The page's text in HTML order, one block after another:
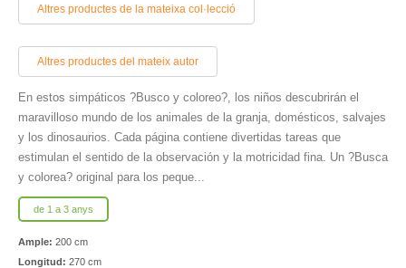
Altres productes de la mateixa col·lecció
Altres productes del mateix autor
En estos simpáticos ?Busco y coloreo?, los niños descubrirán el
maravilloso mundo de los animales de la granja, domésticos, salvajes
y los dinosaurios. Cada página contiene divertidas tareas que
estimulan el sentido de la observación y la motricidad fina. Un ?Busca
y colorea? original para los peque...
de 1 a 3 anys
Ample: 200 cm
Longitud: 270 cm